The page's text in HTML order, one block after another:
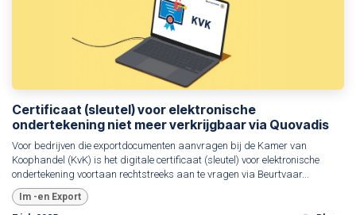
Certificaat (sleutel) voor elektronische
ondertekening niet meer verkrijgbaar via Quovadis
Voor bedrijven die exportdocumenten aanvragen bij de Kamer van
Koophandel (KvK) is het digitale certificaat (sleutel) voor elektronische
ondertekening voortaan rechtstreeks aan te vragen via Beurtvaar...
Im -en Export